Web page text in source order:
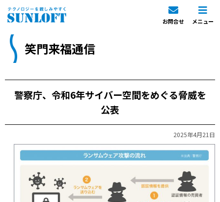
メニュー
お問合せ
笑門来福通信
警察庁、令和6年サイバー空間をめぐる脅威を
公表
2025年4月21日